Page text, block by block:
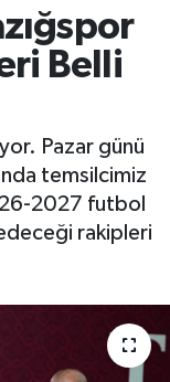
Belli
Pazar günü
temsilcimiz
2027 futbol
rakipleri